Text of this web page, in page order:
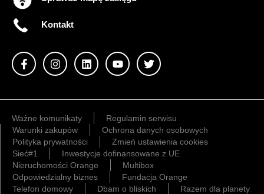
Kontakt
Ważne komunikaty
Regulamin serwisu
Warunki zakupów
Ochrona danych osobowych
Polityka prywatności
Zmień ustawienia cookies
Sieć#1
Inwestycje dofinansowane z UE
Nieruchomości Orange
Multibox
Odpowiedzialny biznes
Fundacja Orange
Telefon domowy
Dbam o bliskich Razem dla planety